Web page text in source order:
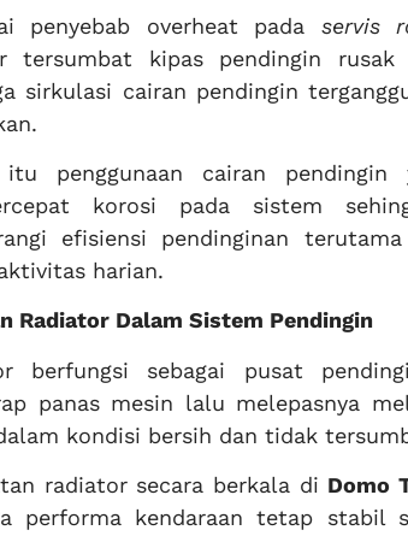
penyebab overheat pada servis
tersumbat kipas pendingin
sirkulasi cairan pendingin
itu penggunaan cairan
korosi pada sistem
efisiensi pendinginan
harian.
Radiator Dalam Sistem Pendingin
berfungsi sebagai pusat
panas mesin lalu melepasnya
kondisi bersih dan tidak
radiator secara berkala di Domo
performa kendaraan tetap stabil